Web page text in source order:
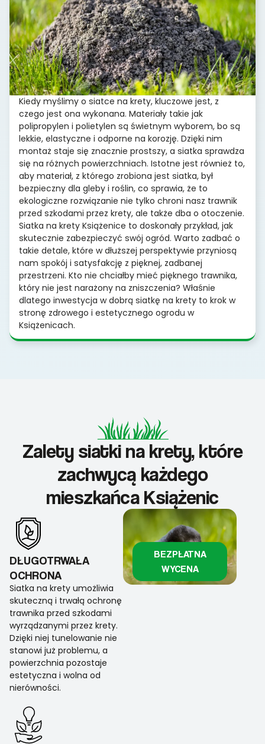
Kiedy myślimy o siatce na krety, kluczowe jest, z
czego jest ona wykonana. Materiały takie jak
polipropylen i polietylen są świetnym wyborem, bo są
lekkie, elastyczne i odporne na korozję. Dzięki nim
montaż staje się znacznie prostszy, a siatka sprawdza
się na różnych powierzchniach. Istotne jest również to,
aby materiał, z którego zrobiona jest siatka, był
bezpieczny dla gleby i roślin, co sprawia, że to
ekologiczne rozwiązanie nie tylko chroni nasz trawnik
przed szkodami przez krety, ale także dba o otoczenie.
Siatka na krety Książenice to doskonały przykład, jak
skutecznie zabezpieczyć swój ogród. Warto zadbać o
takie detale, które w dłuższej perspektywie przyniosą
nam spokój i satysfakcję z pięknej, zadbanej
przestrzeni. Kto nie chciałby mieć pięknego trawnika,
który nie jest narażony na zniszczenia? Właśnie
dlatego inwestycja w dobrą siatkę na krety to krok w
stronę zdrowego i estetycznego ogrodu w
Książenicach.
Zalety siatki na krety, które
zachwycą każdego
mieszkańca Książenic
DŁUGOTRWAŁA
OCHRONA
Siatka na krety umożliwia
skuteczną i trwałą ochronę
trawnika przed szkodami
wyrządzanymi przez krety.
Dzięki niej tunelowanie nie
stanowi już problemu, a
powierzchnia pozostaje
estetyczna i wolna od
nierówności.
BEZPŁATNA
WYCENA